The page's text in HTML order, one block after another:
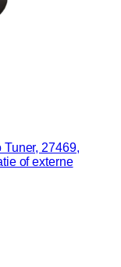
27469,
of externe